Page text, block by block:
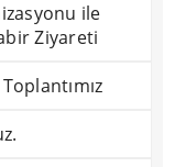
ile
Ziyareti